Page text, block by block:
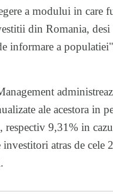
a modului in care
din Romania, desi
informare a
ale acestora
respectiv 9,31% in
atras de cele